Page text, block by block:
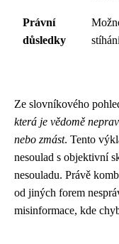
Právní
důsledky
Ze slovníkového
která je vědomě
nebo zmást. Tento
nesoulad s objektivní
nesouladu. Právě
od jiných forem
misinformace, kde